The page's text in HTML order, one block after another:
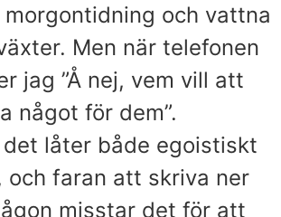
och vattna
Men när telefonen
jag ”Å nej, vem vill att
något för dem”.
låter både egoistiskt
och faran att skriva ner
misstar det för att